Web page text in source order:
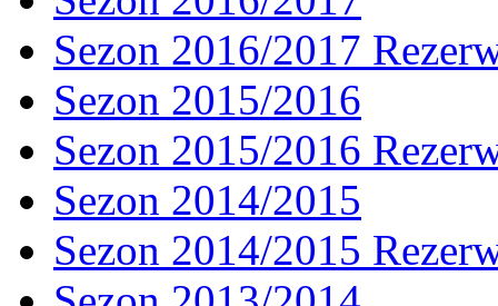
Sezon 2016/2017
Sezon 2015/2016
Sezon 2015/2016
Sezon 2014/2015
Sezon 2014/2015